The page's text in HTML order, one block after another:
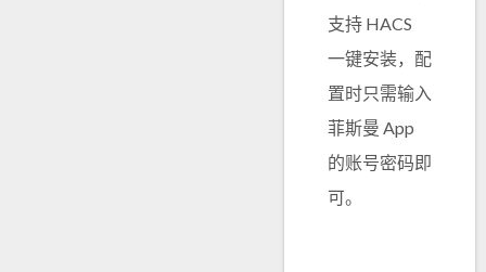
支持 HACS
一键安装，配
置时只需输入
菲斯曼 App
的账号密码即
可。